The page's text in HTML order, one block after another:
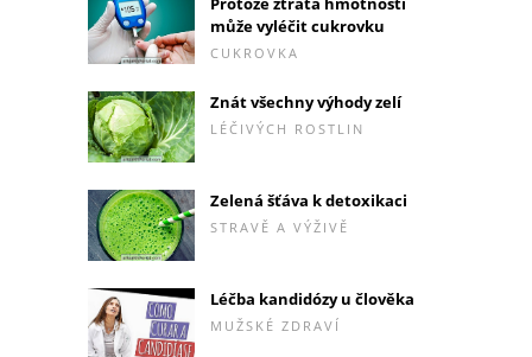
může vyléčit cukrovku
CUKROVKA
Znát všechny výhody zelí
LÉČIVÝCH ROSTLIN
Zelená šťáva k detoxikaci
STRAVĚ A VÝŽIVĚ
Léčba kandidózy u člověka
MUŽSKÉ ZDRAVÍ